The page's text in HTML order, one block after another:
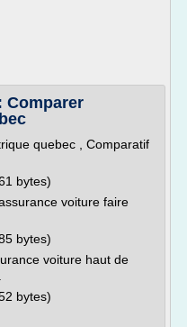
Comparer
quebec , Comparatif
bytes)
voiture faire
bytes)
voiture haut de
bytes)